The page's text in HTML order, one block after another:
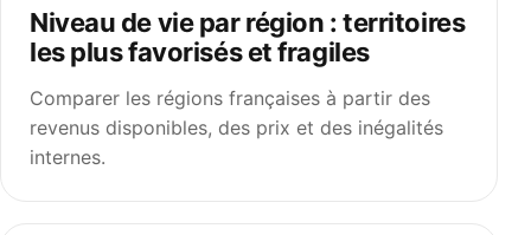
Niveau de vie par région : territoires
les plus favorisés et fragiles
Comparer les régions françaises à partir des
revenus disponibles, des prix et des inégalités
internes.